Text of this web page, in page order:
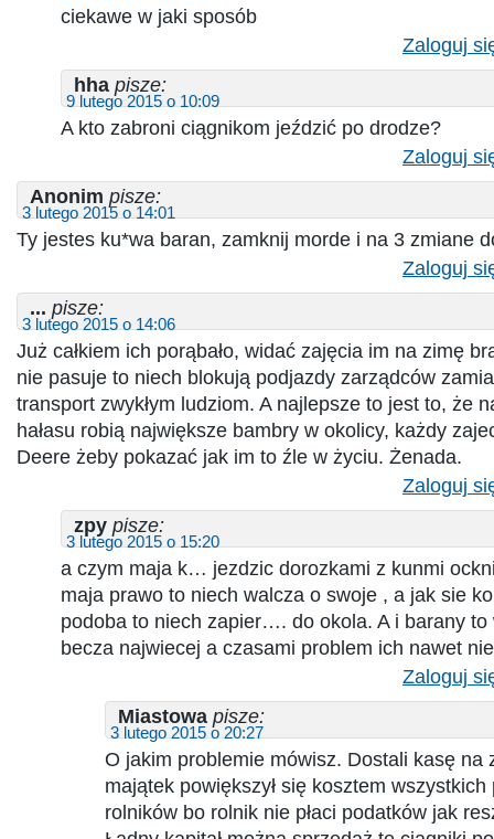
ciekawe w jaki sposób
Zaloguj
hha pisze:
9 lutego 2015 o 10:09
A kto zabroni ciągnikom jeździć po drodze?
Zaloguj
Anonim pisze:
3 lutego 2015 o 14:01
Ty jestes ku*wa baran, zamknij morde i na 3 zmiane
Zaloguj
... pisze:
3 lutego 2015 o 14:06
Już całkiem ich porąbało, widać zajęcia im na zimę
nie pasuje to niech blokują podjazdy zarządców
transport zwykłym ludziom. A najlepsze to jest to, że
hałasu robią największe bambry w okolicy, każdy
Deere żeby pokazać jak im to źle w życiu. Żenada.
Zaloguj
zpy pisze:
3 lutego 2015 o 15:20
a czym maja k… jezdzic dorozkami z kunmi
maja prawo to niech walcza o swoje , a jak sie
podoba to niech zapier…. do okola. A i barany to
becza najwiecej a czasami problem ich nawet
Zaloguj
Miastowa pisze:
3 lutego 2015 o 20:27
O jakim problemie mówisz. Dostali kasę na
majątek powiększył się kosztem
rolników bo rolnik nie płaci podatków jak